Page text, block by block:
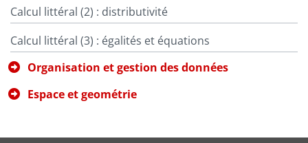
Calcul littéral (2) : distributivité
Calcul littéral (3) : égalités et équations
Organisation et gestion des données
Espace et geométrie